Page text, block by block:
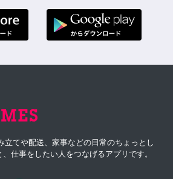
立てや配送、家事などの日常のちょっとし
仕事をしたい人をつなげるアプリです。